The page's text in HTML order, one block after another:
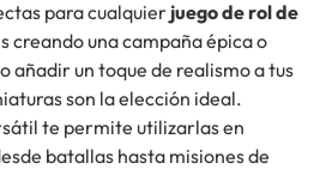
para cualquier juego de rol de
creando una campaña épica o
añadir un toque de realismo a tus
son la elección ideal.
te permite utilizarlas en
batallas hasta misiones de